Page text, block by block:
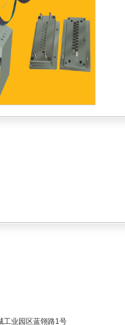
工业园区蓝翎路1号